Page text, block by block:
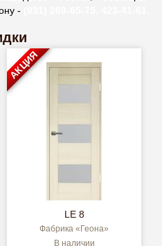
-
LE 8
Фабрика «Геона»
В наличии
АКЦИЯ